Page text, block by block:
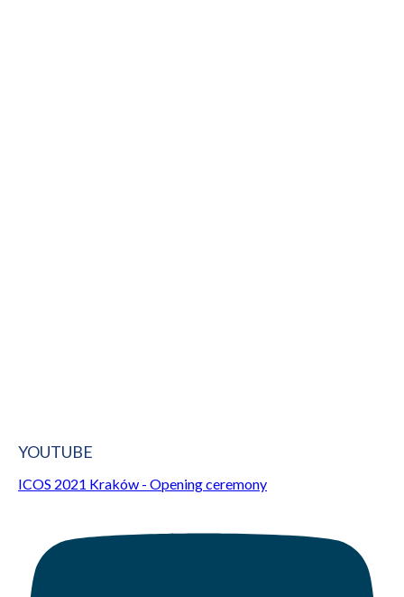
YOUTUBE
ICOS 2021 Kraków - Opening ceremony